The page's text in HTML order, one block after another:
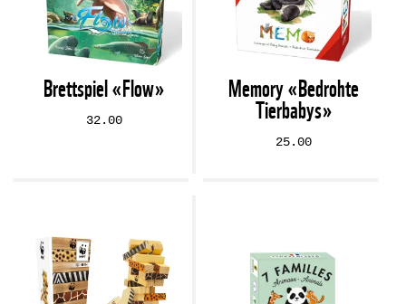
Brettspiel «Flow»
32.00
Memory «Bedrohte
Tierbabys»
25.00